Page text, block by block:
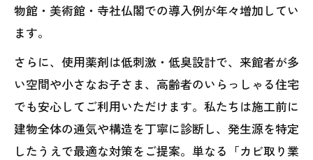
物館・美術館・寺社仏閣での導入例が年々増加してい
ます。
さらに、使用薬剤は低刺激・低臭設計で、来館者が多
い空間や小さなお子さま、高齢者のいらっしゃる住宅
でも安心してご利用いただけます。私たちは施工前に
建物全体の通気や構造を丁寧に診断し、発生源を特定
したうえで最適な対策をご提案。単なる「カビ取り業